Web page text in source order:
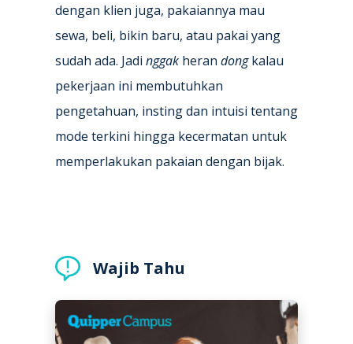
dengan klien juga, pakaiannya mau
sewa, beli, bikin baru, atau pakai yang
sudah ada. Jadi nggak heran dongkalau
pekerjaan ini membutuhkan
pengetahuan, insting dan intuisi tentang
mode terkini hingga kecermatan untuk
memperlakukan pakaian dengan bijak.
Wajib Tahu